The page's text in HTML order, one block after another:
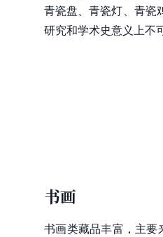
青瓷盘、青瓷灯、青瓷
研究和学术史意义上不
书画
书画类藏品丰富，主要